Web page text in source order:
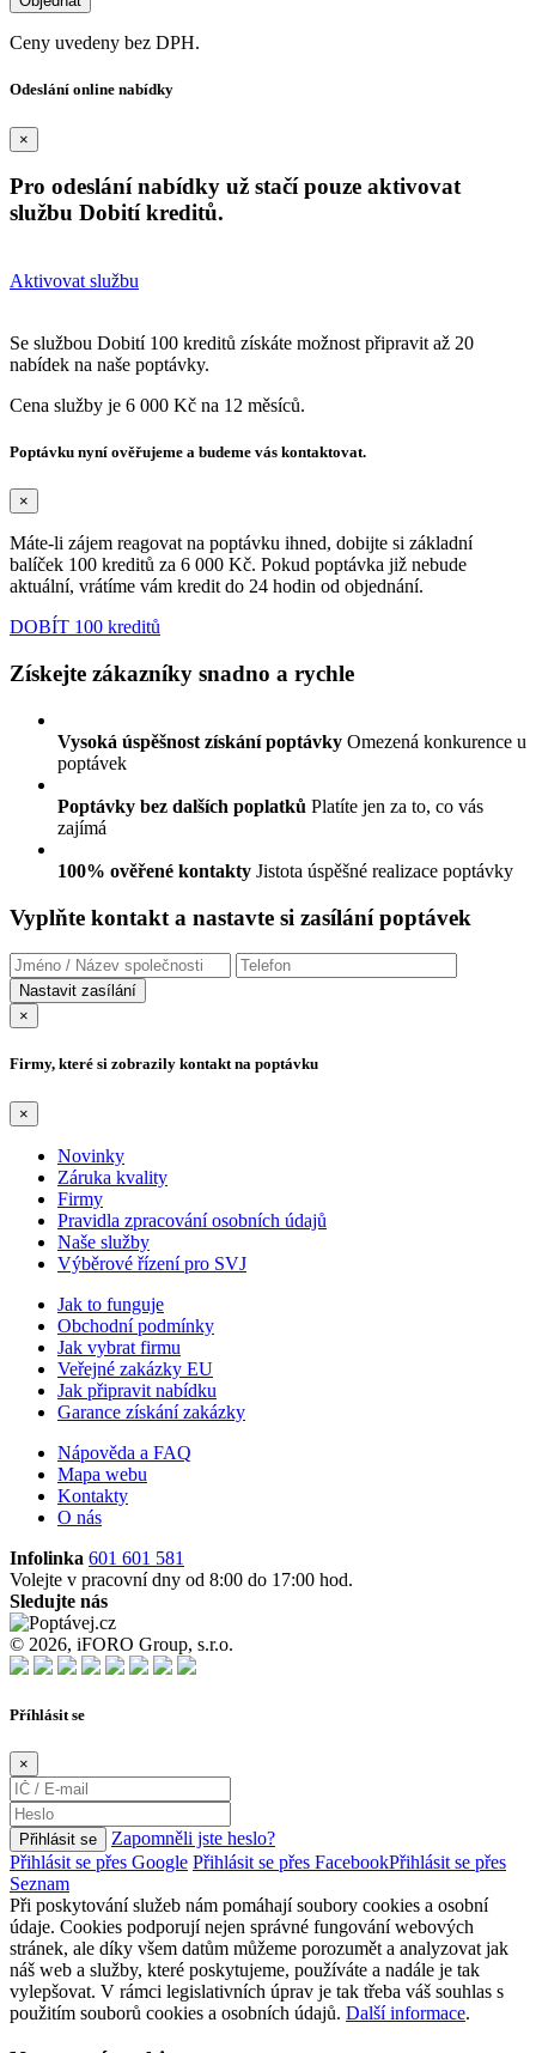
Ceny uvedeny bez DPH.
Odeslání online nabídky
×
Pro odeslání nabídky už stačí pouze aktivovat
službu Dobití kreditů.
Aktivovat službu
Se službou Dobití 100 kreditů získáte možnost připravit až 20
nabídek na naše poptávky.
Cena služby je 6 000 Kč na 12 měsíců.
Poptávku nyní ověřujeme a budeme vás kontaktovat.
×
Máte-li zájem reagovat na poptávku ihned, dobijte si základní
balíček 100 kreditů za 6 000 Kč. Pokud poptávka již nebude
aktuální, vrátíme vám kredit do 24 hodin od objednání.
DOBÍT 100 kreditů
Získejte zákazníky snadno a rychle
Vysoká úspěšnost získání poptávky Omezená konkurence u
poptávek
Poptávky bez dalších poplatků Platíte jen za to, co vás
zajímá
100% ověřené kontakty Jistota úspěšné realizace poptávky
Vyplňte kontakt a nastavte si zasílání poptávek
×
Firmy, které si zobrazily kontakt na poptávku
×
Novinky
Záruka kvality
Firmy
Pravidla zpracování osobních údajů
Naše služby
Výběrové řízení pro SVJ
Jak to funguje
Obchodní podmínky
Jak vybrat firmu
Veřejné zakázky EU
Jak připravit nabídku
Garance získání zakázky
Nápověda a FAQ
Mapa webu
Kontakty
O nás
Infolinka 601 601 581
Volejte v pracovní dny od 8:00 do 17:00 hod.
Sledujte nás
© 2026, iFORO Group, s.r.o.
Příhlásit se
×
Přihlásit se
Zapomněli jste heslo?
Přihlásit se přes Google Přihlásit se přes FacebookPřihlásit se přes
Seznam
Při poskytování služeb nám pomáhají soubory cookies a osobní
údaje. Cookies podporují nejen správné fungování webových
stránek, ale díky všem datům můžeme porozumět a analyzovat jak
náš web a služby, které poskytujeme, používáte a nadále je tak
vylepšovat. V rámci legislativních úprav je tak třeba váš souhlas s
použitím souborů cookies a osobních údajů. Další informace.